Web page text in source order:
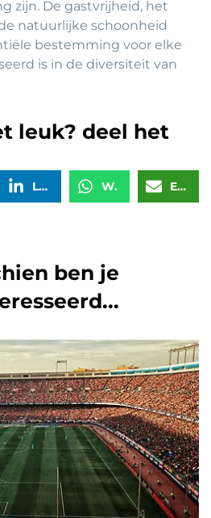
zijn. De gastvrijheid, het
natuurlijke schoonheid
bestemming voor elke
is in de diversiteit van
leuk? deel het
LinkedIn WhatsApp Email
ben je